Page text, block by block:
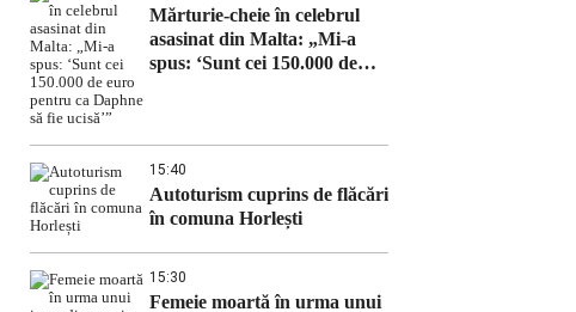
Mărturie-cheie în celebrul
asasinat din Malta: „Mi-a
spus: ‘Sunt cei 150.000 de
15:40
Autoturism cuprins de flăcări
în comuna Horlești
15:30
Femeie moartă în urma unui